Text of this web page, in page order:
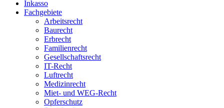
Inkasso
Fachgebiete
Arbeitsrecht
Baurecht
Erbrecht
Familienrecht
Gesellschaftsrecht
IT-Recht
Luftrecht
Medizinrecht
Miet- und WEG-Recht
Opferschutz